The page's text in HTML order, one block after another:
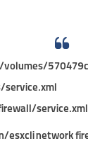
service.xml
service.xml
esxcli network